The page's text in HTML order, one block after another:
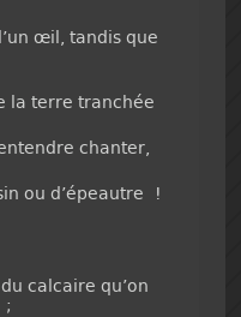
œil, tandis que
la terre tranchée
chanter,
ou d’épeautre !
calcaire qu’on
;